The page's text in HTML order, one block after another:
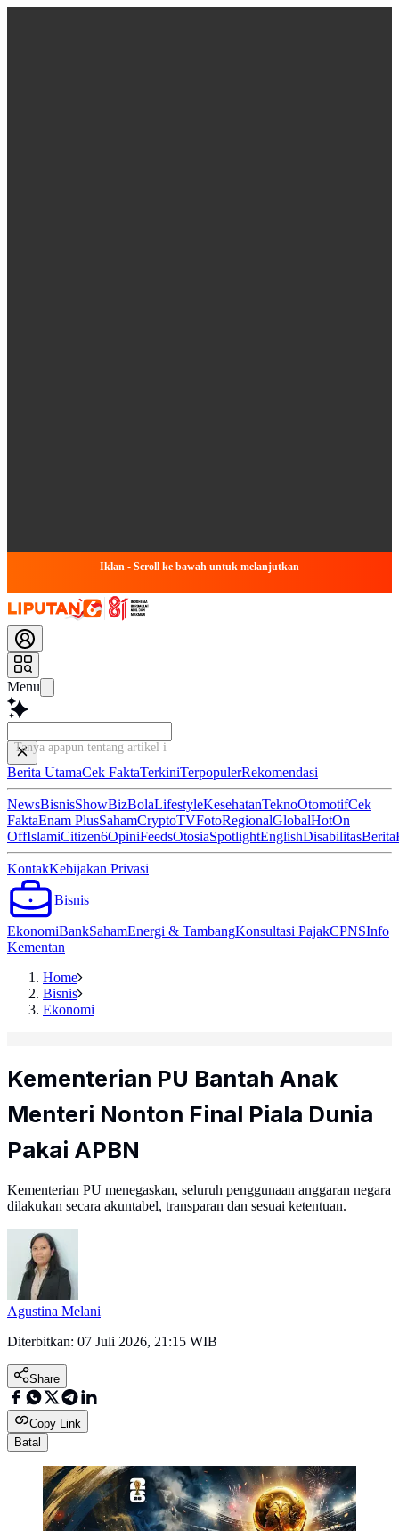
Iklan - Scroll ke bawah untuk melanjutkan
Menu
Tanya apapun tentang artikel ini...
Berita UtamaCek FaktaTerkiniTerpopulerRekomendasi
NewsBisnisShowBizBolaLifestyleKesehatanTeknoOtomotifCek
FaktaEnam PlusSahamCryptoTVFotoRegionalGlobalHotOn
OffIslamiCitizen6OpiniFeedsOtosiaSpotlightEnglishDisabilitasBerita
KontakKebijakan Privasi
Bisnis
EkonomiBankSahamEnergi & TambangKonsultasi PajakCPNSInfo
Kementan
Home
Bisnis
Ekonomi
Kementerian PU Bantah Anak
Menteri Nonton Final Piala Dunia
Pakai APBN
Kementerian PU menegaskan, seluruh penggunaan anggaran negara
dilakukan secara akuntabel, transparan dan sesuai ketentuan.
Agustina Melani
Diterbitkan: 07 Juli 2026, 21:15 WIB
Share
Copy Link
Batal